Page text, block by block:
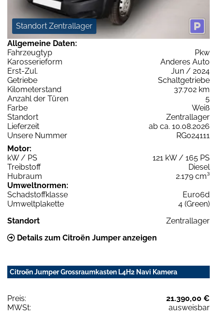
Standort Zentrallager
Allgemeine Daten:
Fahrzeugtyp
Pkw
Karosserieform
Anderes Auto
Erst-Zul.
Jun / 2024
Getriebe
Schaltgetriebe
Kilometerstand
37.702 km
Anzahl der Türen
5
Farbe
Weiß
Standort
Zentrallager
Lieferzeit
ab ca. 10.08.2026
Unsere Nummer
RG024111
Motor:
kW / PS
121 kW / 165 PS
Treibstoff
Diesel
Hubraum
2.179 cm³
Umweltnormen:
Schadstoffklasse
Euro6d
Umweltplakette
4 (Green)
Standort
Zentrallager
Details zum Citroën Jumper anzeigen
Citroën Jumper Grossraumkasten L4H2 Navi Kamera
Preis:
21.390,00 €
MWSt:
ausweisbar